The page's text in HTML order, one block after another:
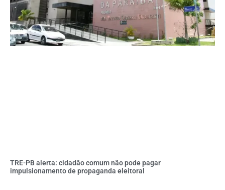
TRE-PB alerta: cidadão comum não pode pagar
impulsionamento de propaganda eleitoral